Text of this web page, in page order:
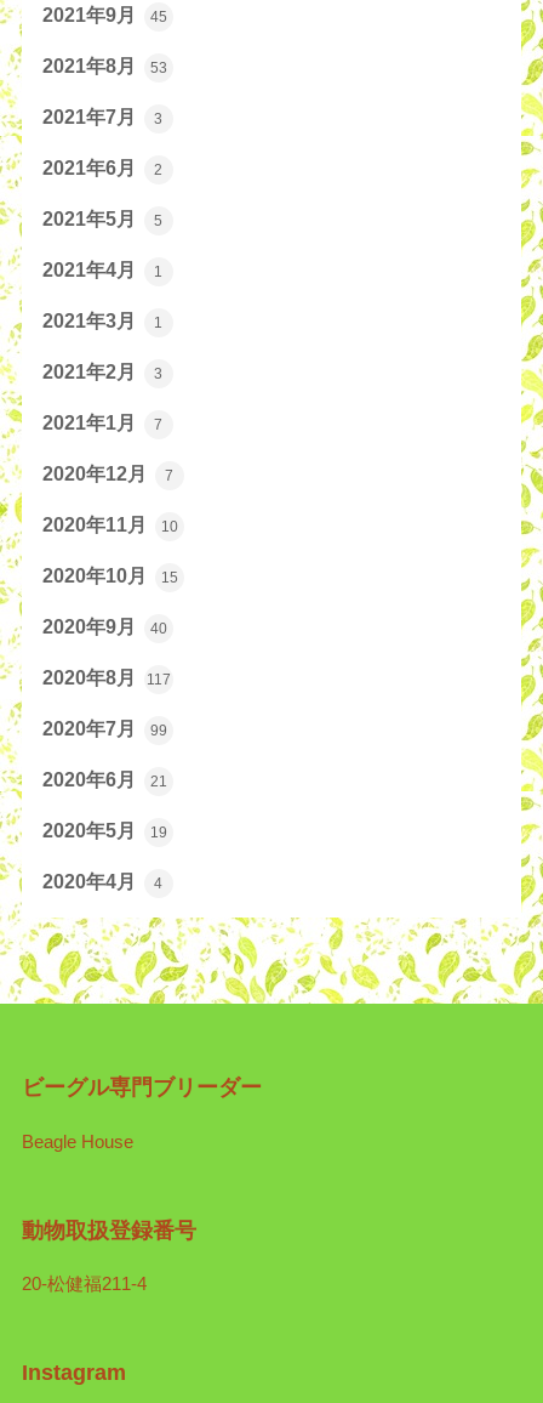
2021年9月 45
2021年8月 53
2021年7月 3
2021年6月 2
2021年5月 5
2021年4月 1
2021年3月 1
2021年2月 3
2021年1月 7
2020年12月 7
2020年11月 10
2020年10月 15
2020年9月 40
2020年8月 117
2020年7月 99
2020年6月 21
2020年5月 19
2020年4月 4
ビーグル専門ブリーダー
Beagle House
動物取扱登録番号
20-松健福211-4
Instagram